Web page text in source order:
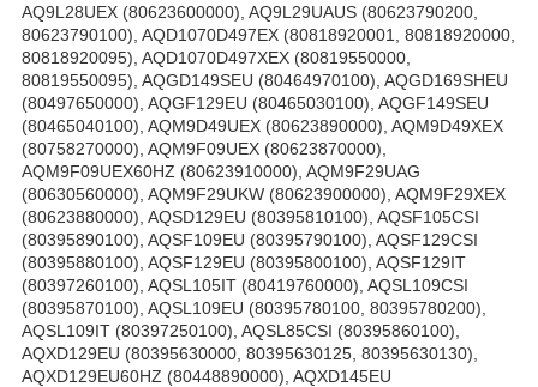
AQ9L28UEX (80623600000), AQ9L29UAUS (80623790200,
80623790100), AQD1070D497EX (80818920001, 80818920000,
80818920095), AQD1070D497XEX (80819550000,
80819550095), AQGD149SEU (80464970100), AQGD169SHEU
(80497650000), AQGF129EU (80465030100), AQGF149SEU
(80465040100), AQM9D49UEX (80623890000), AQM9D49XEX
(80758270000), AQM9F09UEX (80623870000),
AQM9F09UEX60HZ (80623910000), AQM9F29UAG
(80630560000), AQM9F29UKW (80623900000), AQM9F29XEX
(80623880000), AQSD129EU (80395810100), AQSF105CSI
(80395890100), AQSF109EU (80395790100), AQSF129CSI
(80395880100), AQSF129EU (80395800100), AQSF129IT
(80397260100), AQSL105IT (80419760000), AQSL109CSI
(80395870100), AQSL109EU (80395780100, 80395780200),
AQSL109IT (80397250100), AQSL85CSI (80395860100),
AQXD129EU (80395630000, 80395630125, 80395630130),
AQXD129EU60HZ (80448890000), AQXD145EU